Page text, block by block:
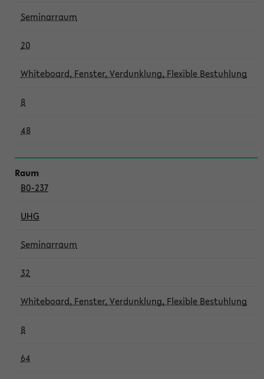
Seminarraum
20
Whiteboard, Fenster, Verdunklung, Flexible Bestuhlung
8
48
B0-237
UHG
Seminarraum
32
Whiteboard, Fenster, Verdunklung, Flexible Bestuhlung
8
64